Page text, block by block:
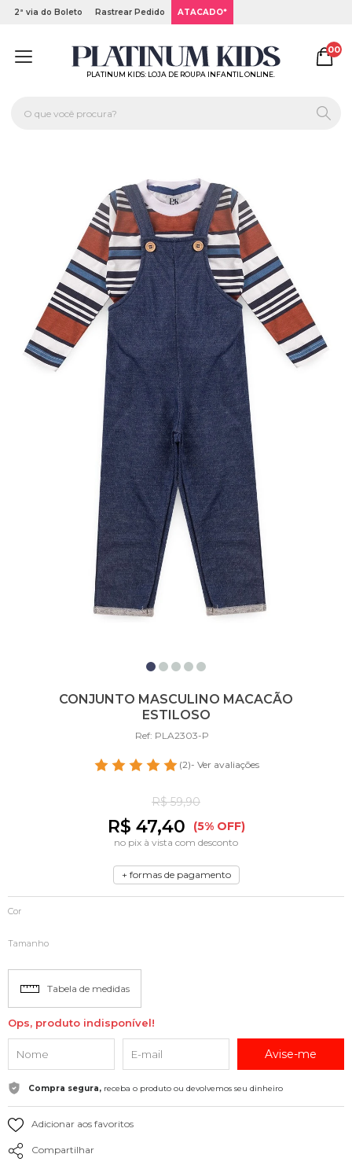
2ª via do Boleto Rastrear Pedido ATACADO*
PLATINUM KIDS: LOJA DE ROUPA INFANTIL ONLINE.
00
CONJUNTO MASCULINO MACACÃO
ESTILOSO
Ref: PLA2303-P
(2)- Ver avaliações
R$ 59,90
R$ 47,40 (5% OFF)
no pix à vista com desconto
+ formas de pagamento
Cor
Tamanho
Tabela de medidas
Ops, produto indisponível!
Avise-me
Compra segura, receba o produto ou devolvemos seu dinheiro
Adicionar aos favoritos
Compartilhar